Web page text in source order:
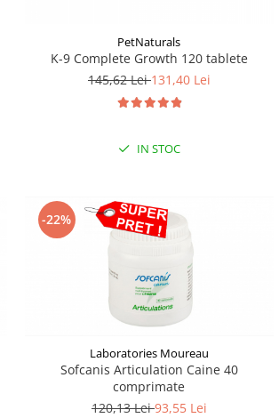
PetNaturals
K-9 Complete Growth 120 tablete
145,62 Lei131,40 Lei
IN STOC
-22%
Laboratories Moureau
Sofcanis Articulation Caine 40
comprimate
120,13 Lei93,55 Lei